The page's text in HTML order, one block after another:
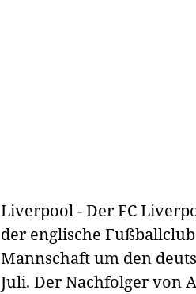
Liverpool - Der FC
der englische
Mannschaft um den
Juli. Der Nachfolger von